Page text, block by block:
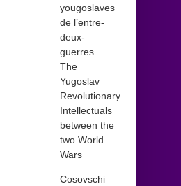
yougoslaves
de l’entre-
deux-
guerres
The
Yugoslav
Revolutionary
Intellectuals
between the
two World
Wars
Cosovschi